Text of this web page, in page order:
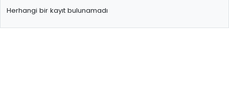
Herhangi bir kayıt bulunamadı